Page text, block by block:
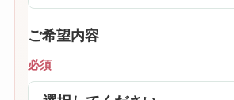
ご希望内容
必須